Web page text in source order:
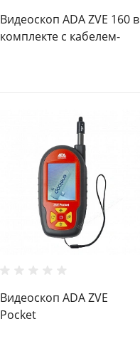
Видеоскоп ADA ZVE 160 в
комплекте с кабелем-
Видеоскоп ADA ZVE
Pocket